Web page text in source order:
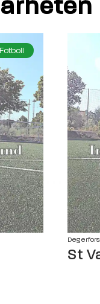
Fotboll
Degerfors
St